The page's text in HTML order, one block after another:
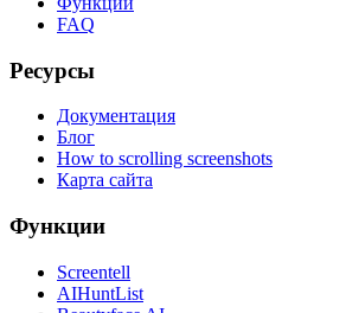
FAQ
Ресурсы
Документация
Блог
How to scrolling screenshots
Карта сайта
Функции
Screentell
AIHuntList